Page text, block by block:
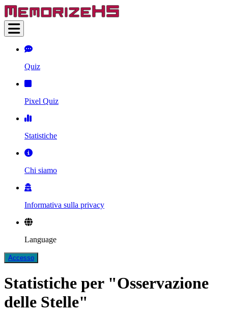
Quiz
Pixel Quiz
Statistiche
Chi siamo
Informativa sulla privacy
Language
Accesso
Statistiche per "Osservazione
delle Stelle"